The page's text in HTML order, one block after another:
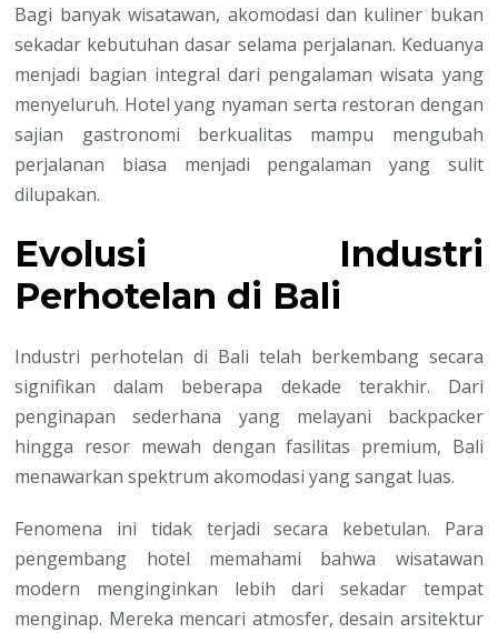
Bagi banyak wisatawan, akomodasi dan kuliner bukan
sekadar kebutuhan dasar selama perjalanan. Keduanya
menjadi bagian integral dari pengalaman wisata yang
menyeluruh. Hotel yang nyaman serta restoran dengan
sajian gastronomi berkualitas mampu mengubah
perjalanan biasa menjadi pengalaman yang sulit
dilupakan.
Evolusi Industri
Perhotelan di Bali
Industri perhotelan di Bali telah berkembang secara
signifikan dalam beberapa dekade terakhir. Dari
penginapan sederhana yang melayani backpacker
hingga resor mewah dengan fasilitas premium, Bali
menawarkan spektrum akomodasi yang sangat luas.
Fenomena ini tidak terjadi secara kebetulan. Para
pengembang hotel memahami bahwa wisatawan
modern menginginkan lebih dari sekadar tempat
menginap. Mereka mencari atmosfer, desain arsitektur